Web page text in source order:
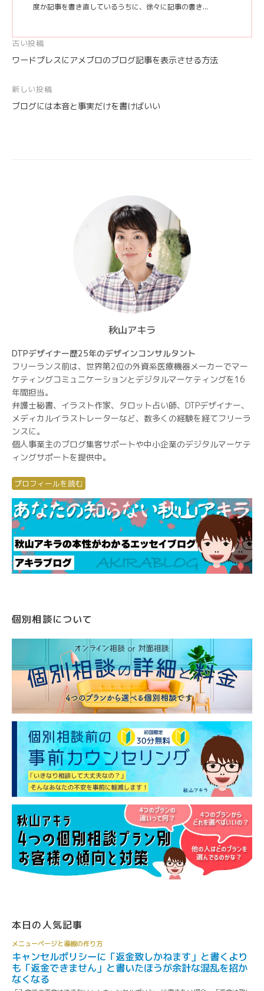
度か記事を書き直しているうちに、徐々に記事の書き...
投
稿
ナ
ビ
古い投稿
ワードプレスにアメブロのブログ記事を表示させる方法
新しい投稿
ブログには本音と事実だけを書けばいい
秋山アキラ
DTPデザイナー歴25年のデザインコンサルタント
フリーランス前は、世界第2位の外資系医療機器メーカーでマー
ケティングコミュニケーションとデジタルマーケティングを16
年間担当。
弁護士秘書、イラスト作家、タロット占い師、DTPデザイナー、
メディカルイラストレーターなど、数多くの経験を経てフリーラ
ンスに。
個人事業主のブログ集客サポートや中小企業のデジタルマーケテ
ィングサポートを提供中。
プロフィールを読む
個別相談について
本日の人気記事